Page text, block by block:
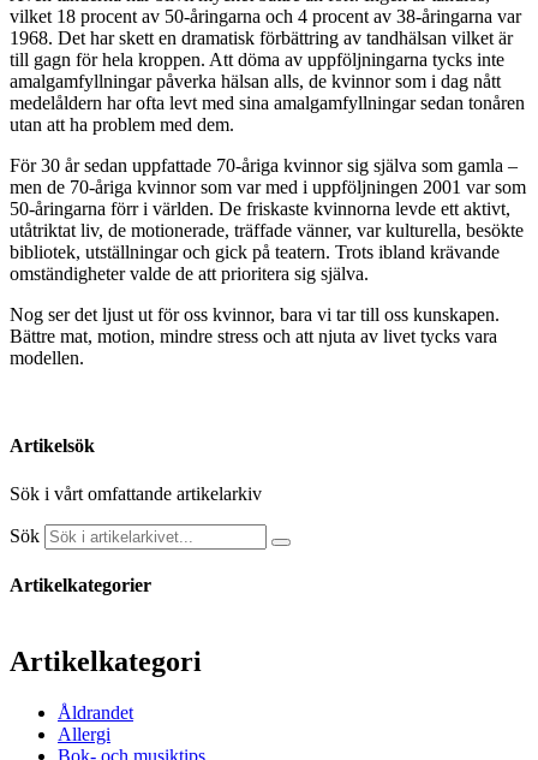
vilket 18 procent av 50-åringarna och 4 procent av 38-åringarna var
1968. Det har skett en dramatisk förbättring av tandhälsan vilket är
till gagn för hela kroppen. Att döma av uppföljningarna tycks inte
amalgamfyllningar påverka hälsan alls, de kvinnor som i dag nått
medelåldern har ofta levt med sina amalgamfyllningar sedan tonåren
utan att ha problem med dem.
För 30 år sedan uppfattade 70-åriga kvinnor sig själva som gamla –
men de 70-åriga kvinnor som var med i uppföljningen 2001 var som
50-åringarna förr i världen. De friskaste kvinnorna levde ett aktivt,
utåtriktat liv, de motionerade, träffade vänner, var kulturella, besökte
bibliotek, utställningar och gick på teatern. Trots ibland krävande
omständigheter valde de att prioritera sig själva.
Nog ser det ljust ut för oss kvinnor, bara vi tar till oss kunskapen.
Bättre mat, motion, mindre stress och att njuta av livet tycks vara
modellen.
Artikelsök
Sök i vårt omfattande artikelarkiv
Sök
Artikelkategorier
Artikelkategori
Åldrandet
Allergi
Bok- och musiktips